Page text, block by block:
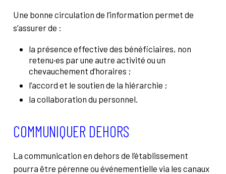
Une bonne circulation de l’information permet de
s’assurer de :
la présence effective des bénéficiaires, non
retenu·es par une autre activité ou un
chevauchement d’horaires ;
l’accord et le soutien de la hiérarchie ;
la collaboration du personnel.
COMMUNIQUER DEHORS
La communication en dehors de l’établissement
pourra être pérenne ou événementielle via les canaux